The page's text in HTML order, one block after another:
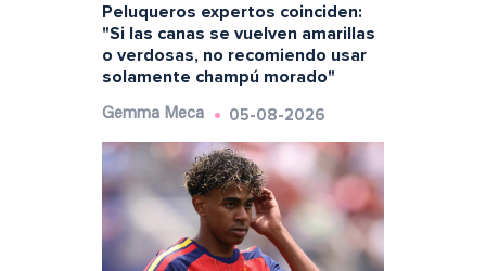
Peluqueros expertos coinciden:
"Si las canas se vuelven amarillas
o verdosas, no recomiendo usar
solamente champú morado"
Gemma Meca 05-08-2026